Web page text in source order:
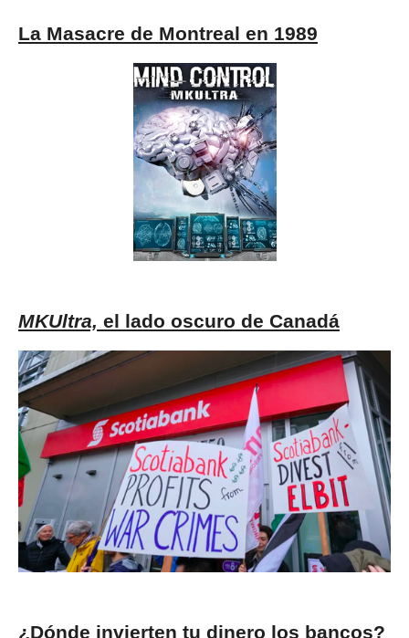
La Masacre de Montreal en 1989
MKUltra, el lado oscuro de Canadá
¿Dónde invierten tu dinero los bancos?